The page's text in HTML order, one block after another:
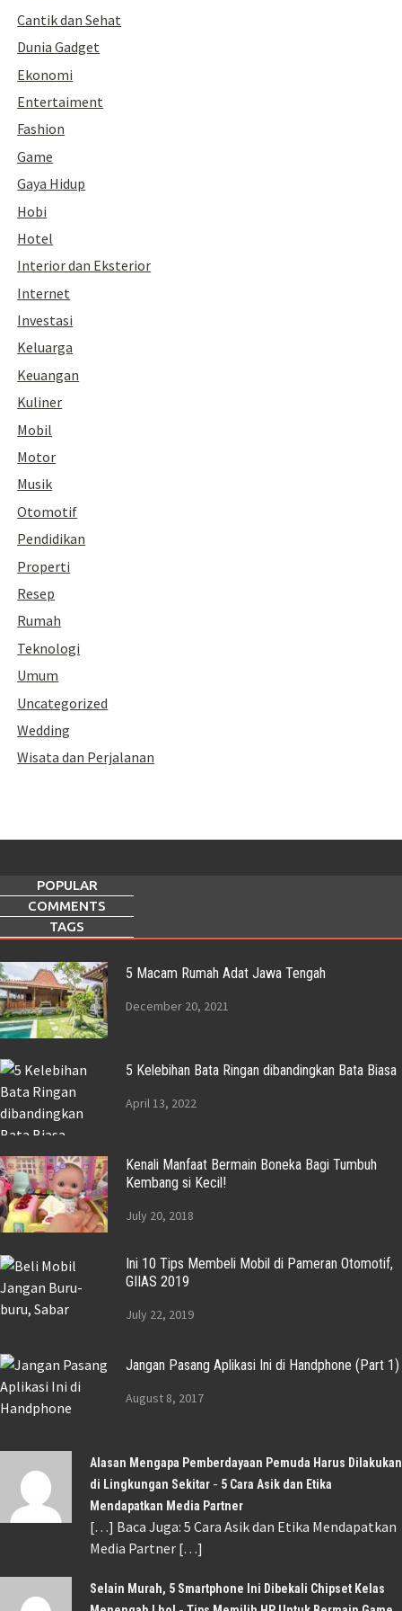
Cantik dan Sehat
Dunia Gadget
Ekonomi
Entertaiment
Fashion
Game
Gaya Hidup
Hobi
Hotel
Interior dan Eksterior
Internet
Investasi
Keluarga
Keuangan
Kuliner
Mobil
Motor
Musik
Otomotif
Pendidikan
Properti
Resep
Rumah
Teknologi
Umum
Uncategorized
Wedding
Wisata dan Perjalanan
POPULAR
COMMENTS
TAGS
5 Macam Rumah Adat Jawa Tengah
December 20, 2021
5 Kelebihan Bata Ringan dibandingkan Bata Biasa
April 13, 2022
Kenali Manfaat Bermain Boneka Bagi Tumbuh
Kembang si Kecil!
July 20, 2018
Ini 10 Tips Membeli Mobil di Pameran Otomotif,
GIIAS 2019
July 22, 2019
Jangan Pasang Aplikasi Ini di Handphone (Part 1)
August 8, 2017
Alasan Mengapa Pemberdayaan Pemuda Harus Dilakukan
di Lingkungan Sekitar - 5 Cara Asik dan Etika
Mendapatkan Media Partner
[…] Baca Juga: 5 Cara Asik dan Etika Mendapatkan
Media Partner […]
Selain Murah, 5 Smartphone Ini Dibekali Chipset Kelas